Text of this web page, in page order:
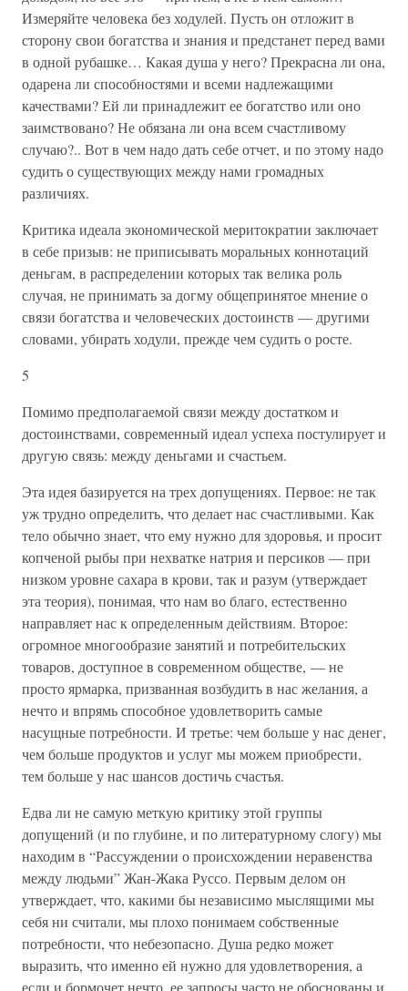
Измеряйте человека без ходулей. Пусть он отложит в
сторону свои богатства и знания и предстанет перед вами
в одной рубашке… Какая душа у него? Прекрасна ли она,
одарена ли способностями и всеми надлежащими
качествами? Ей ли принадлежит ее богатство или оно
заимствовано? Не обязана ли она всем счастливому
случаю?.. Вот в чем надо дать себе отчет, и по этому надо
судить о существующих между нами громадных
различиях.
Критика идеала экономической меритократии заключает
в себе призыв: не приписывать моральных коннотаций
деньгам, в распределении которых так велика роль
случая, не принимать за догму общепринятое мнение о
связи богатства и человеческих достоинств — другими
словами, убирать ходули, прежде чем судить о росте.
5
Помимо предполагаемой связи между достатком и
достоинствами, современный идеал успеха постулирует и
другую связь: между деньгами и счастьем.
Эта идея базируется на трех допущениях. Первое: не так
уж трудно определить, что делает нас счастливыми. Как
тело обычно знает, что ему нужно для здоровья, и просит
копченой рыбы при нехватке натрия и персиков — при
низком уровне сахара в крови, так и разум (утверждает
эта теория), понимая, что нам во благо, естественно
направляет нас к определенным действиям. Второе:
огромное многообразие занятий и потребительских
товаров, доступное в современном обществе, — не
просто ярмарка, призванная возбудить в нас желания, а
нечто и впрямь способное удовлетворить самые
насущные потребности. И третье: чем больше у нас денег,
чем больше продуктов и услуг мы можем приобрести,
тем больше у нас шансов достичь счастья.
Едва ли не самую меткую критику этой группы
допущений (и по глубине, и по литературному слогу) мы
находим в “Рассуждении о происхождении неравенства
между людьми” Жан-Жака Руссо. Первым делом он
утверждает, что, какими бы независимо мыслящими мы
себя ни считали, мы плохо понимаем собственные
потребности, что небезопасно. Душа редко может
выразить, что именно ей нужно для удовлетворения, а
если и бормочет нечто, ее запросы часто не обоснованы и